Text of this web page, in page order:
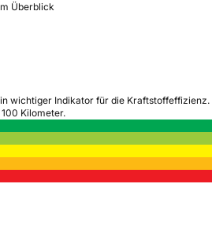
Überblick
wichtiger Indikator für die Kraftstoffeffizienz.
Kilometer.